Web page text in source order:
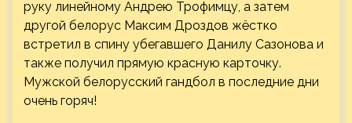
руку линейному Андрею Трофимцу, а затем
другой белорус Максим Дроздов жёстко
встретил в спину убегавшего Данилу Сазонова и
также получил прямую красную карточку.
Мужской белорусский гандбол в последние дни
очень горяч!